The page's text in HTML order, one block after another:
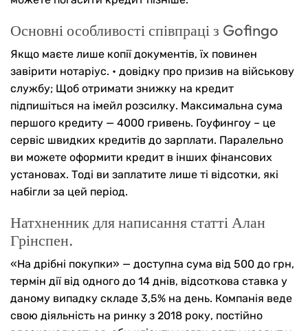
Основні особливості співпраці з Gofingo
Якщо маєте лише копії документів, їх повинен
завірити нотаріус. • довідку про призив на військову
службу; Щоб отримати знижку на кредит
підпишіться на імейл розсилку. Максимальна сума
першого кредиту — 4000 гривень. Гоуфингоу – це
сервіс швидких кредитів до зарплати. Паралельно
ви можете оформити кредит в інших фінансових
установах. Тоді ви заплатите лише ті відсотки, які
набігли за цей період.
Натхненник для написання статті Алан
Грінспен.
«На дрібні покупки» — доступна сума від 500 до грн,
термін дії від одного до 14 днів, відсоткова ставка у
даному випадку складе 3,5% на день. Компанія веде
свою діяльність на ринку з 2018 року, постійно